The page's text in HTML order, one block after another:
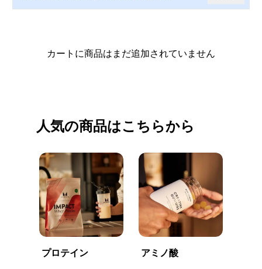
カートに商品はまだ追加されていません
人気の商品はこちらから
プロテイン アミノ酸